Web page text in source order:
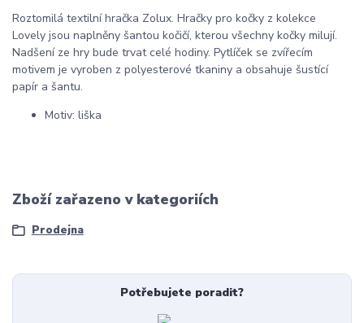
Roztomilá textilní hračka Zolux. Hračky pro kočky z kolekce
Lovely jsou naplněny šantou kočičí, kterou všechny kočky milují.
Nadšení ze hry bude trvat celé hodiny. Pytlíček se zvířecím
motivem je vyroben z polyesterové tkaniny a obsahuje šustící
papír a šantu.
Motiv: liška
Zboží zařazeno v kategoriích
Prodejna
Potřebujete poradit?